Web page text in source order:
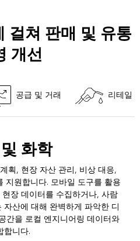
걸쳐 판매 및 유통
개선
공급 및 거래 리테일
화학
획, 현장 자산 관리, 비상 대응,
지원합니다. 모바일 도구를 활용
장 데이터를 수집하거나, 사람
산에 대해 완벽하게 파악한 디
간을 로컬 엔지니어링 데이터와
합니다.